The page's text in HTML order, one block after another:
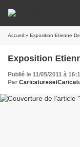
Accueil » Exposition Etienne
Exposition
Publié le 11/05/2011 à
Par